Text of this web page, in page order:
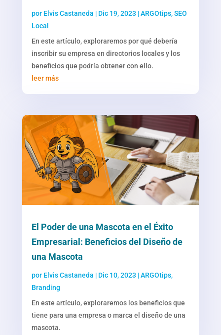
por Elvis Castaneda | Dic 19, 2023|ARGOtips,SEO
Local
En este artículo, exploraremos por qué debería
inscribir su empresa en directorios locales y los
beneficios que podría obtener con ello.
leer más
El Poder de una Mascota en el Éxito
Empresarial: Beneficios del Diseño de
una Mascota
por Elvis Castaneda | Dic 10, 2023|ARGOtips,
Branding
En este artículo, exploraremos los beneficios que
tiene para una empresa o marca el diseño de una
mascota.